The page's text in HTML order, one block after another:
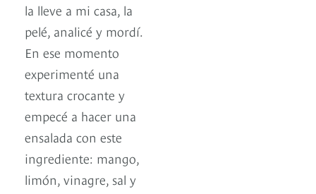
la lleve a mi casa, la
pelé, analicé y mordí.
En ese momento
experimenté una
textura crocante y
empecé a hacer una
ensalada con este
ingrediente: mango,
limón, vinagre, sal y